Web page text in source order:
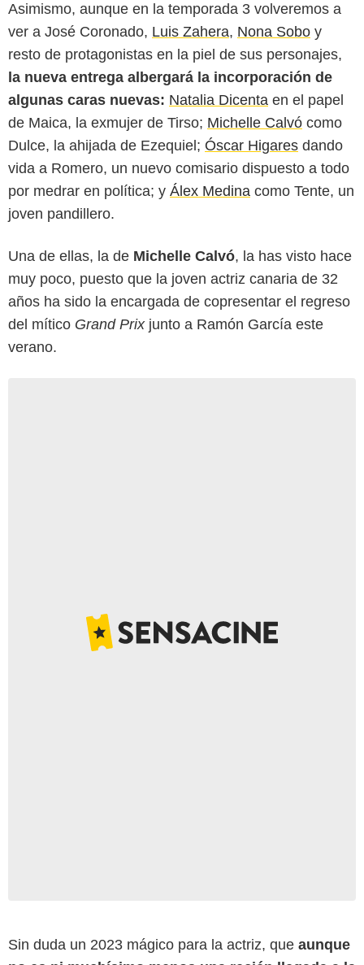
Asimismo, aunque en la temporada 3 volveremos a
ver a José Coronado, Luis Zahera, Nona Sobo y
resto de protagonistas en la piel de sus personajes,
la nueva entrega albergará la incorporación de
algunas caras nuevas: Natalia Dicenta en el papel
de Maica, la exmujer de Tirso; Michelle Calvó como
Dulce, la ahijada de Ezequiel; Óscar Higares dando
vida a Romero, un nuevo comisario dispuesto a todo
por medrar en política; y Álex Medina como Tente, un
joven pandillero.
Una de ellas, la de Michelle Calvó, la has visto hace
muy poco, puesto que la joven actriz canaria de 32
años ha sido la encargada de copresentar el regreso
del mítico Grand Prixjunto a Ramón García este
verano.
Sin duda un 2023 mágico para la actriz, que aunque